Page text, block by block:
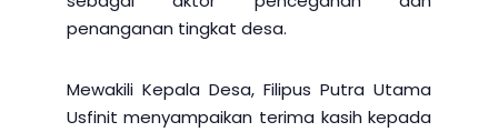
penanganan tingkat desa.
Mewakili Kepala Desa, Filipus Putra Utama
Usfinit menyampaikan terima kasih kepada